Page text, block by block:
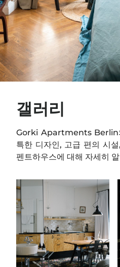
갤러리
Gorki Apartments Berlin
특한 디자인, 고급 편의 시
펜트하우스에 대해 자세히